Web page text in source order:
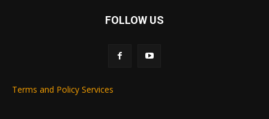
FOLLOW US
Terms and Policy Services